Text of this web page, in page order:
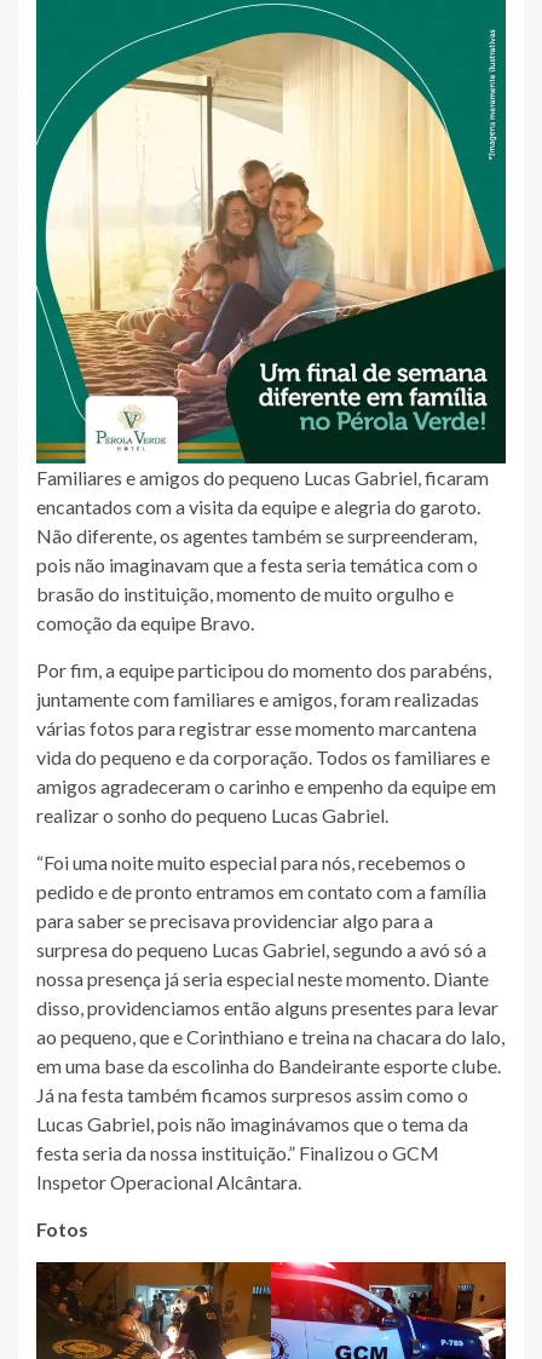
Familiares e amigos do pequeno Lucas Gabriel, ficaram
encantados com a visita da equipe e alegria do garoto.
Não diferente, os agentes também se surpreenderam,
pois não imaginavam que a festa seria temática com o
brasão do instituição, momento de muito orgulho e
comoção da equipe Bravo.
Por fim, a equipe participou do momento dos parabéns,
juntamente com familiares e amigos, foram realizadas
várias fotos para registrar esse momento marcantena
vida do pequeno e da corporação. Todos os familiares e
amigos agradeceram o carinho e empenho da equipe em
realizar o sonho do pequeno Lucas Gabriel.
“Foi uma noite muito especial para nós, recebemos o
pedido e de pronto entramos em contato com a família
para saber se precisava providenciar algo para a
surpresa do pequeno Lucas Gabriel, segundo a avó só a
nossa presença já seria especial neste momento. Diante
disso, providenciamos então alguns presentes para levar
ao pequeno, que e Corinthiano e treina na chacara do lalo,
em uma base da escolinha do Bandeirante esporte clube.
Já na festa também ficamos surpresos assim como o
Lucas Gabriel, pois não imaginávamos que o tema da
festa seria da nossa instituição.” Finalizou o GCM
Inspetor Operacional Alcântara.
Fotos